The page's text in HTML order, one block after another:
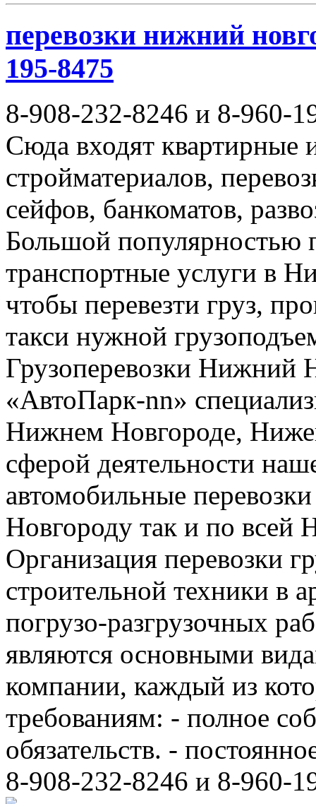
перевозки нижний
195-8475
8-908-232-8246 и 8-960-
Сюда входят квартирные
стройматериалов,
сейфов, банкоматов,
Большой популярностью
транспортные услуги в
чтобы перевезти груз,
такси нужной
Грузоперевозки Нижний
«АвтоПарк-nn»
Нижнем Новгороде,
сферой деятельности
автомобильные
Новгороду так и по всей
Организация перевозки
строительной техники в
погрузо-разгрузочных
являются основными
компании, каждый из
требованиям: - полное
обязательств. -
8-908-232-8246 и 8-960-